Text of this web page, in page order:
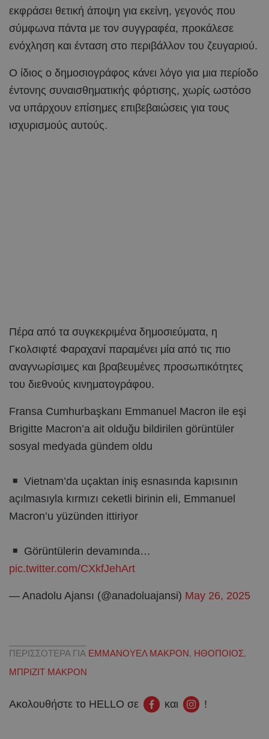
εκφράσει θετική άποψη για εκείνη, γεγονός που
σύμφωνα πάντα με τον συγγραφέα, προκάλεσε
ενόχληση και ένταση στο περιβάλλον του ζευγαριού.
Ο ίδιος ο δημοσιογράφος κάνει λόγο για μια περίοδο
έντονης συναισθηματικής φόρτισης, χωρίς ωστόσο
να υπάρχουν επίσημες επιβεβαιώσεις για τους
ισχυρισμούς αυτούς.
Πέρα από τα συγκεκριμένα δημοσιεύματα, η
Γκολσιφτέ Φαραχανί παραμένει μία από τις πιο
αναγνωρίσιμες και βραβευμένες προσωπικότητες
του διεθνούς κινηματογράφου.
Fransa Cumhurbaşkanı Emmanuel Macron ile eşi
Brigitte Macron’a ait olduğu bildirilen görüntüler
sosyal medyada gündem oldu
Vietnam’da uçaktan iniş esnasında kapısının
açılmasıyla kırmızı ceketli birinin eli, Emmanuel
Macron’u yüzünden ittiriyor
Görüntülerin devamında…
pic.twitter.com/CXkfJehArt
— Anadolu Ajansı (@anadoluajansi) May 26, 2025
ΠΕΡΙΣΣΟΤΕΡΑ ΓΙΑ ΕΜΜΑΝΟΥΕΛ ΜΑΚΡΟΝ, ΗΘΟΠΟΙΟΣ,
ΜΠΡΙΖΙΤ ΜΑΚΡΟΝ
Ακολουθήστε το HELLO σε και !